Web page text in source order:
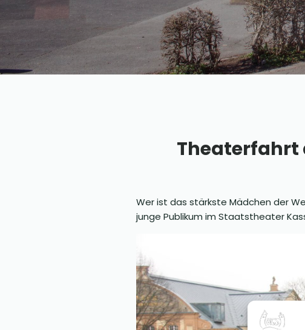
Theaterfahrt
Wer ist das stärkste Mädchen der
junge Publikum im Staatstheater